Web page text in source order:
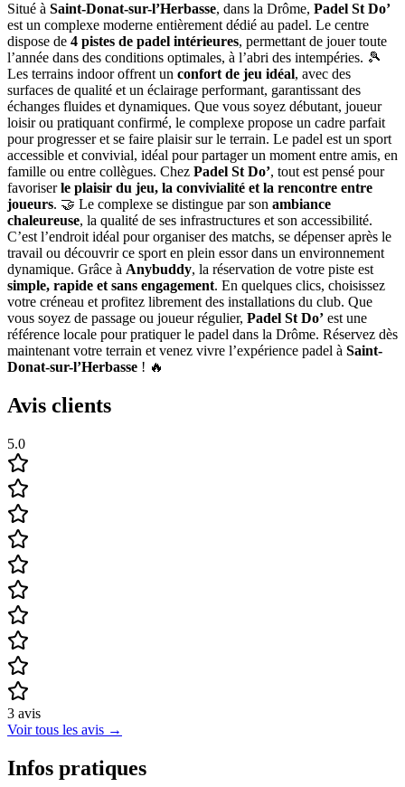
Situé à Saint-Donat-sur-l’Herbasse, dans la Drôme, Padel St Do’
est un complexe moderne entièrement dédié au padel. Le centre
dispose de 4 pistes de padel intérieures, permettant de jouer toute
l’année dans des conditions optimales, à l’abri des intempéries. 🎾
Les terrains indoor offrent un confort de jeu idéal, avec des
surfaces de qualité et un éclairage performant, garantissant des
échanges fluides et dynamiques. Que vous soyez débutant, joueur
loisir ou pratiquant confirmé, le complexe propose un cadre parfait
pour progresser et se faire plaisir sur le terrain. Le padel est un sport
accessible et convivial, idéal pour partager un moment entre amis, en
famille ou entre collègues. Chez Padel St Do’, tout est pensé pour
favoriserle plaisir du jeu, la convivialité et la rencontre entre
joueurs. 🤝 Le complexe se distingue par son ambiance
chaleureuse, la qualité de ses infrastructures et son accessibilité.
C’est l’endroit idéal pour organiser des matchs, se dépenser après le
travail ou découvrir ce sport en plein essor dans un environnement
dynamique. Grâce à Anybuddy, la réservation de votre piste est
simple, rapide et sans engagement. En quelques clics, choisissez
votre créneau et profitez librement des installations du club. Que
vous soyez de passage ou joueur régulier, Padel St Do’ est une
référence locale pour pratiquer le padel dans la Drôme. Réservez dès
maintenant votre terrain et venez vivre l’expérience padel à Saint-
Donat-sur-l’Herbasse ! 🔥
Avis clients
5.0
3 avis
Voir tous les avis →
Infos pratiques